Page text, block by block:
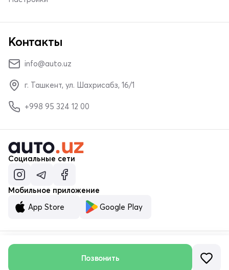
Позвонить
Контакты
info@auto.uz
г. Ташкент, ул. Шахрисабз, 16/1
+998 95 324 12 00
Социальные сети
Мобильное приложение
App Store
Google Play
© ООО «MALUMOTNOMA» 2023–2026